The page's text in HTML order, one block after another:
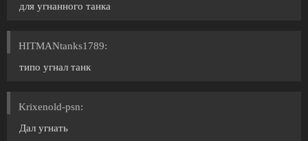
для угнанного танка
HITMANtanks1789:
типо угнал танк
Krixenold-psn:
Дал угнать